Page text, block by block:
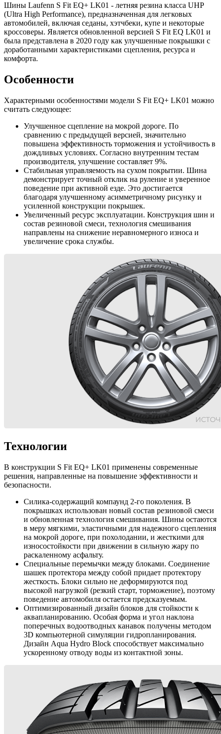
Шины Laufenn S Fit EQ+ LK01 - летняя резина класса UHP
(Ultra High Performance), предназначенная для легковых
автомобилей, включая седаны, хэтчбеки, купе и некоторые
кроссоверы. Является обновленной версией S Fit EQ LK01 и
была представлена в 2020 году как улучшенные покрышки с
доработанными характеристиками сцепления, ресурса и
комфорта.
Особенности
Характерными особенностями модели S Fit EQ+ LK01 можно
считать следующее:
Улучшенное сцепление на мокрой дороге. По
сравнению с предыдущей версией, значительно
повышена эффективность торможения и устойчивость в
дождливых условиях. Согласно внутренним тестам
производителя, улучшение составляет 9%.
Стабильная управляемость на сухом покрытии. Шина
демонстрирует точный отклик на руление и уверенное
поведение при активной езде. Это достигается
благодаря улучшенному асимметричному рисунку и
усиленной конструкции покрышек.
Увеличенный ресурс эксплуатации. Конструкция шин и
состав резиновой смеси, технология смешивания
направлены на снижение неравномерного износа и
увеличение срока службы.
Технологии
В конструкции S Fit EQ+ LK01 применены современные
решения, направленные на повышение эффективности и
безопасности.
Силика-содержащий компаунд 2-го поколения. В
покрышках использован новый состав резиновой смеси
и обновленная технология смешивания. Шины остаются
в меру мягкими, эластичными для надежного сцепления
на мокрой дороге, при похолодании, и жесткими для
износостойкости при движении в сильную жару по
раскаленному асфальту.
Специальные перемычки между блоками. Соединение
шашек протектора между собой придает протектору
жесткость. Блоки сильно не деформируются под
высокой нагрузкой (резкий старт, торможение), поэтому
поведение автомобиля остается предсказуемым.
Оптимизированный дизайн блоков для стойкости к
аквапланированию. Особая форма и угол наклона
поперечных водоотводных канавок получены методом
3D компьютерной симуляции гидропланирования.
Дизайн Aqua Hydro Block способствует максимально
ускоренному отводу воды из контактной зоны.